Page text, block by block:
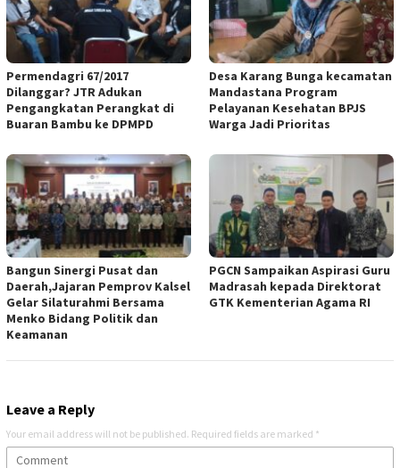
Permendagri 67/2017
Dilanggar? JTR Adukan
Pengangkatan Perangkat di
Buaran Bambu ke DPMPD
Desa Karang Bunga kecamatan
Mandastana Program
Pelayanan Kesehatan BPJS
Warga Jadi Prioritas
Bangun Sinergi Pusat dan
Daerah,Jajaran Pemprov Kalsel
Gelar Silaturahmi Bersama
Menko Bidang Politik dan
Keamanan
PGCN Sampaikan Aspirasi Guru
Madrasah kepada Direktorat
GTK Kementerian Agama RI
Leave a Reply
Your email address will not be published. Required fields are marked *